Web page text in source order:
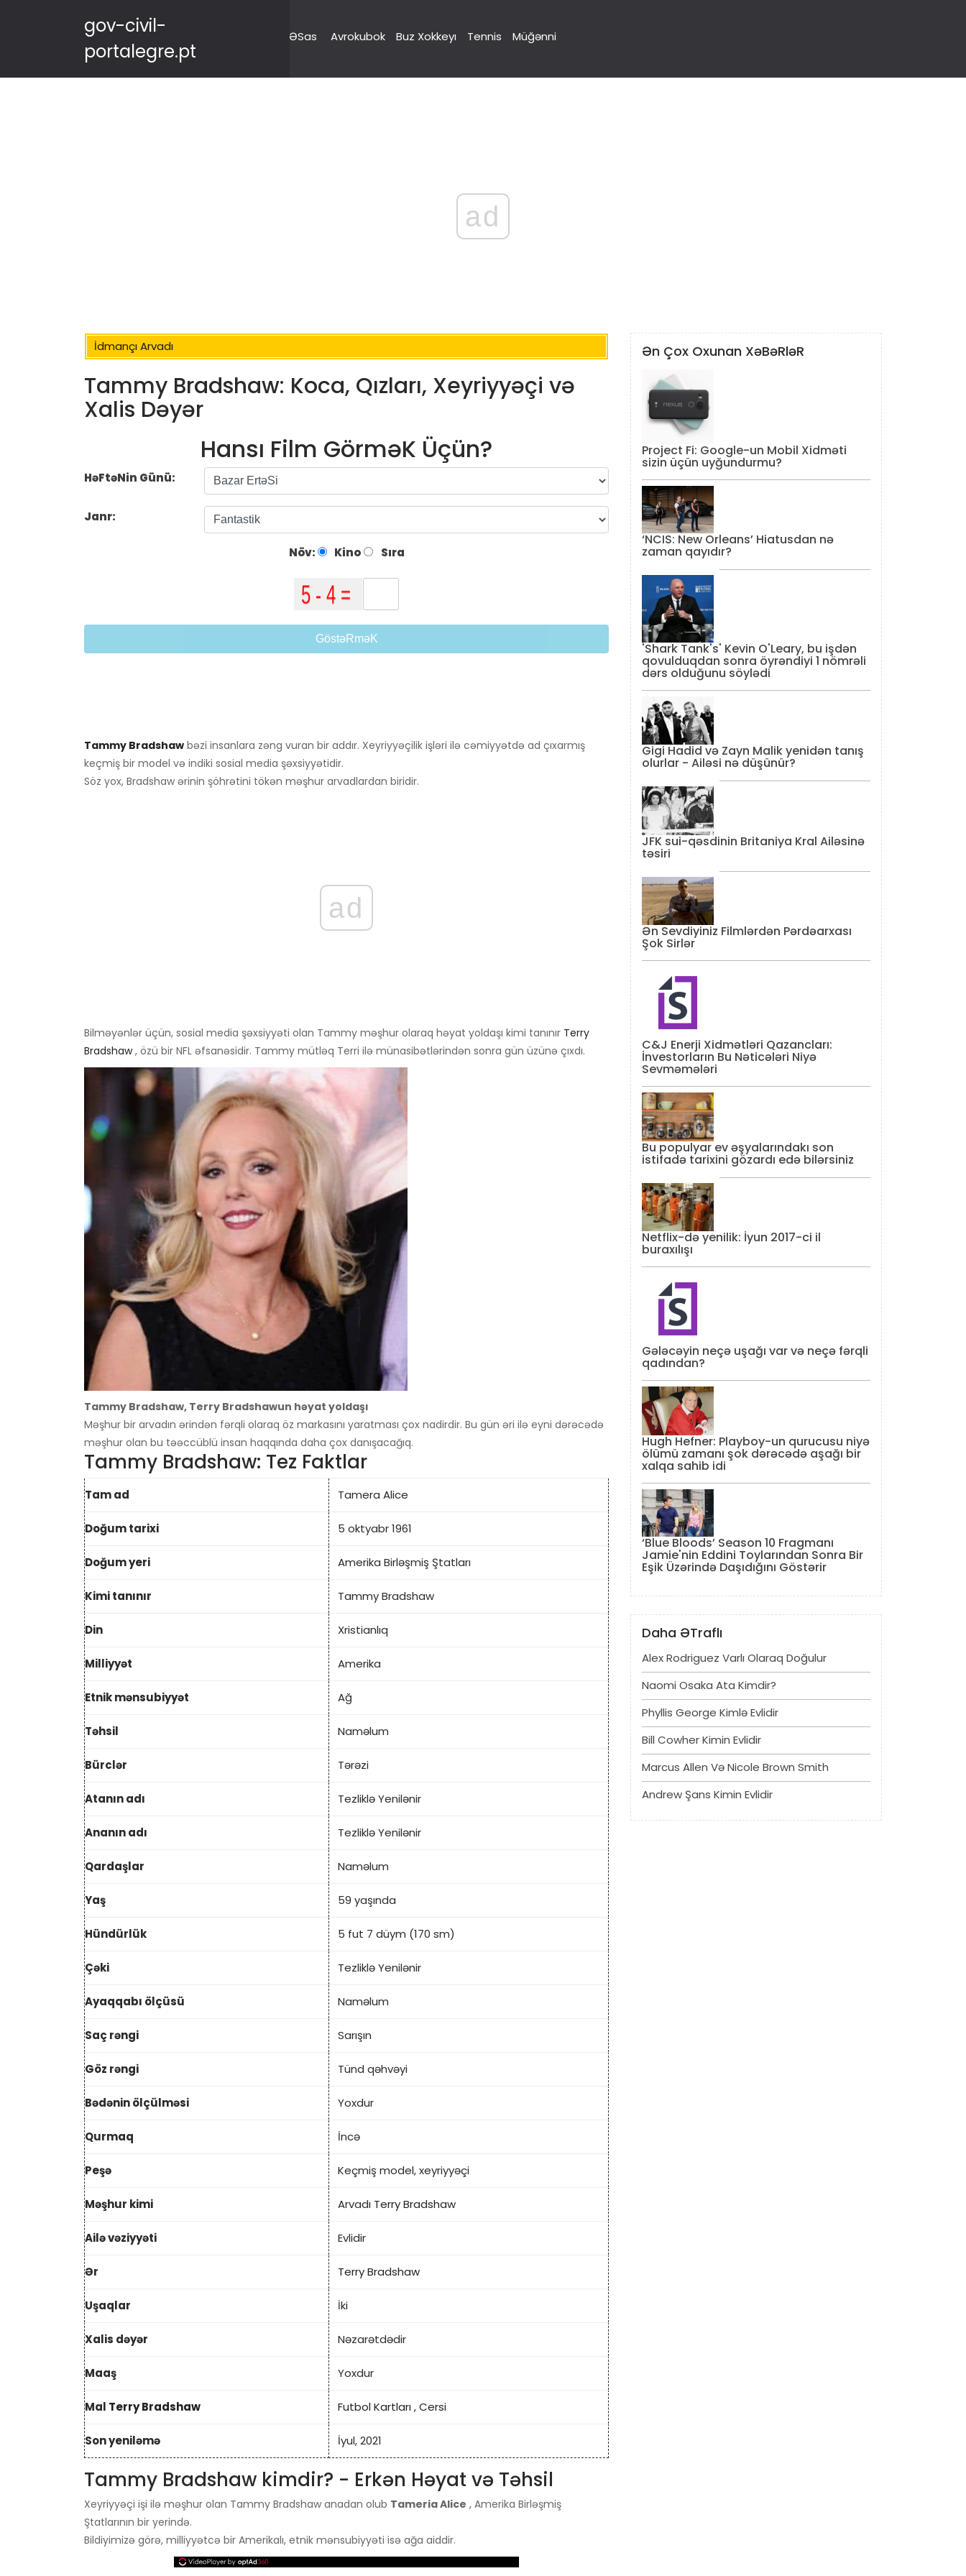
gov-civil-
portalegre.pt
ƏSas Avrokubok Buz Xokkeyı Tennis Müğənni
ad
İdmançı Arvadı
Tammy Bradshaw: Koca, Qızları, Xeyriyyəçi və
Xalis Dəyər
Hansı Film GörməK Üçün?
HəFtəNin Günü:
Janr:
Növ: Kino Sıra
GöstəRməK
Tammy Bradshaw bəzi insanlara zəng vuran bir addır. Xeyriyyəçilik işləri ilə cəmiyyətdə ad çıxarmış
keçmiş bir model və indiki sosial media şəxsiyyətidir.
Söz yox, Bradshaw ərinin şöhrətini tökən məşhur arvadlardan biridir.
ad
Bilməyənlər üçün, sosial media şəxsiyyəti olan Tammy məşhur olaraq həyat yoldaşı kimi tanınır Terry
Bradshaw, özü bir NFL əfsanəsidir. Tammy mütləq Terri ilə münasibətlərindən sonra gün üzünə çıxdı.
Tammy Bradshaw, Terry Bradshawun həyat yoldaşı
Məşhur bir arvadın ərindən fərqli olaraq öz markasını yaratması çox nadirdir. Bu gün əri ilə eyni dərəcədə
məşhur olan bu təəccüblü insan haqqında daha çox danışacağıq.
Tammy Bradshaw: Tez Faktlar
Tam ad Tamera Alice
Doğum tarixi 5 oktyabr 1961
Doğum yeri Amerika Birləşmiş Ştatları
Kimi tanınır Tammy Bradshaw
Din Xristianlıq
Milliyyət Amerika
Etnik mənsubiyyət Ağ
Təhsil Naməlum
Bürclər Tərəzi
Atanın adı Tezliklə Yenilənir
Ananın adı Tezliklə Yenilənir
Qardaşlar Naməlum
Yaş 59 yaşında
Hündürlük 5 fut 7 düym (170 sm)
Çəki Tezliklə Yenilənir
Ayaqqabı ölçüsü Naməlum
Saç rəngi Sarışın
Göz rəngi Tünd qəhvəyi
Bədənin ölçülməsi Yoxdur
Qurmaq İncə
Peşə Keçmiş model, xeyriyyəçi
Məşhur kimi Arvadı Terry Bradshaw
Ailə vəziyyəti Evlidir
Ər Terry Bradshaw
Uşaqlar İki
Xalis dəyər Nəzarətdədir
Maaş Yoxdur
Mal Terry Bradshaw Futbol Kartları,Cersi
Son yeniləmə İyul, 2021
Tammy Bradshaw kimdir? - Erkən Həyat və Təhsil
Xeyriyyəçi işi ilə məşhur olan Tammy Bradshaw anadan olub Tameria Alice , Amerika Birləşmiş
Ştatlarının bir yerində.
Bildiyimizə görə, milliyyətcə bir Amerikalı, etnik mənsubiyyəti isə ağa aiddir.
Ən Çox Oxunan XəBəRləR
Project Fi: Google-un Mobil Xidməti
sizin üçün uyğundurmu?
‘NCIS: New Orleans’ Hiatusdan nə
zaman qayıdır?
'Shark Tank's' Kevin O'Leary, bu işdən
qovulduqdan sonra öyrəndiyi 1 nömrəli
dərs olduğunu söylədi
Gigi Hadid və Zayn Malik yenidən tanış
olurlar - Ailəsi nə düşünür?
JFK sui-qəsdinin Britaniya Kral Ailəsinə
təsiri
Ən Sevdiyiniz Filmlərdən Pərdəarxası
Şok Sirlər
C&J Enerji Xidmətləri Qazancları:
İnvestorların Bu Nəticələri Niyə
Sevməmələri
Bu populyar ev əşyalarındakı son
istifadə tarixini gözardı edə bilərsiniz
Netflix-də yenilik: İyun 2017-ci il
buraxılışı
Gələcəyin neçə uşağı var və neçə fərqli
qadından?
Hugh Hefner: Playboy-un qurucusu niyə
ölümü zamanı şok dərəcədə aşağı bir
xalqa sahib idi
‘Blue Bloods’ Season 10 Fragmanı
Jamie'nin Eddini Toylarından Sonra Bir
Eşik Üzərində Daşıdığını Göstərir
Daha ƏTraflı
Alex Rodriguez Varlı Olaraq Doğulur
Naomi Osaka Ata Kimdir?
Phyllis George Kimlə Evlidir
Bill Cowher Kimin Evlidir
Marcus Allen Və Nicole Brown Smith
Andrew Şans Kimin Evlidir